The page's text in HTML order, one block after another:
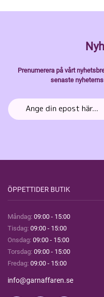
Prenumerera på vårt
senaste
ÖPPETTIDER BUTIK
Måndag: 09:00 - 15:00
Tisdag: 09:00 - 15:00
Onsdag: 09:00 - 15:00
Torsdag: 09:00 - 15:00
Fredag: 09:00 - 15:00
info@garnaffaren.se